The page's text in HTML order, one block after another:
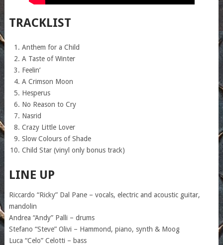
TRACKLIST
Anthem for a Child
A Taste of Winter
Feelin’
A Crimson Moon
Hesperus
No Reason to Cry
Nasrid
Crazy Little Lover
Slow Colours of Shade
Child Star (vinyl only bonus track)
LINE UP
Riccardo “Ricky” Dal Pane – vocals, electric and acoustic guitar,
mandolin
Andrea “Andy” Palli – drums
Stefano “Steve” Olivi – Hammond, piano, synth & Moog
Luca “Celo” Celotti – bass